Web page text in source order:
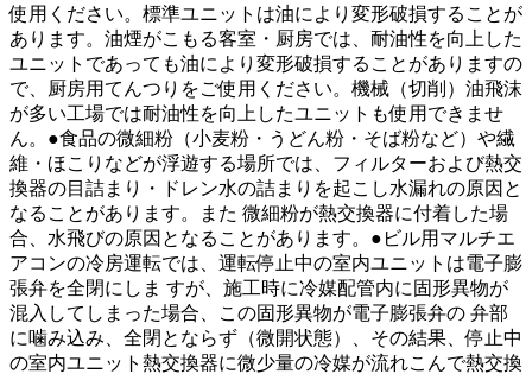
使用ください。標準ユニットは油により変形破損することが
あります。油煙がこもる客室・厨房では、耐油性を向上した
ユニットであっても油により変形破損することがありますの
で、厨房用てんつりをご使用ください。機械（切削）油飛沫
が多い工場では耐油性を向上したユニットも使用できませ
ん。●食品の微細粉（小麦粉・うどん粉・そば粉など）や繊
維・ほこりなどが浮遊する場所では、フィルターおよび熱交
換器の目詰まり・ドレン水の詰まりを起こし水漏れの原因と
なることがあります。また 微細粉が熱交換器に付着した場
合、水飛びの原因となることがあります。●ビル用マルチエ
アコンの冷房運転では、運転停止中の室内ユニットは電子膨
張弁を全閉にしま すが、施工時に冷媒配管内に固形異物が
混入してしまった場合、この固形異物が電子膨張弁の 弁部
に噛み込み、全閉とならず（微開状態）、その結果、停止中
の室内ユニット熱交換器に微少量の冷媒が流れこんで熱交換